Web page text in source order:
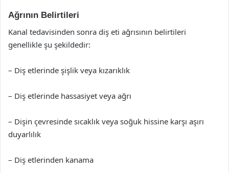
Ağrının Belirtileri
Kanal tedavisinden sonra diş eti ağrısının belirtileri
genellikle şu şekildedir:
– Diş etlerinde şişlik veya kızarıklık
– Diş etlerinde hassasiyet veya ağrı
– Dişin çevresinde sıcaklık veya soğuk hissine karşı aşırı
duyarlılık
– Diş etlerinden kanama